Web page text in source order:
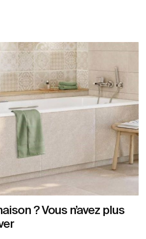
? Vous n’avez plus